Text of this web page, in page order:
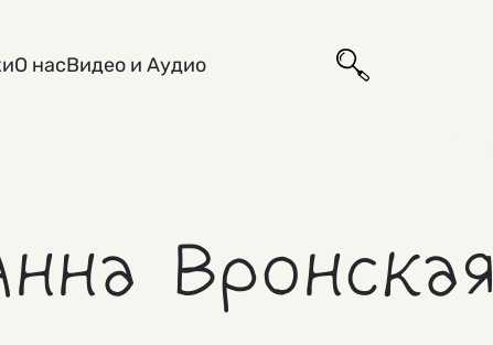
О насВидео и Аудио
Вронская